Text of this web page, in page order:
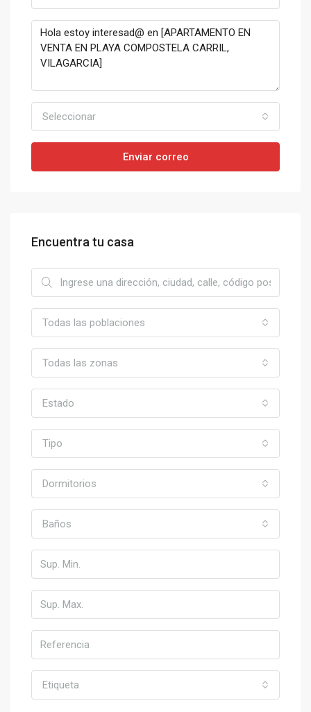
Seleccionar
Enviar correo
Encuentra tu casa
Todas las poblaciones
Todas las zonas
Estado
Tipo
Dormitorios
Baños
Etiqueta